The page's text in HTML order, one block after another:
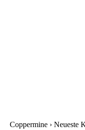
Coppermine › Neueste